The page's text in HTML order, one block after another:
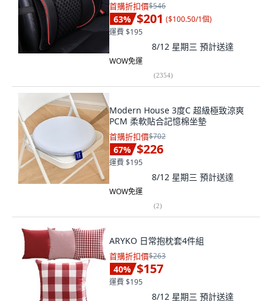
首購折扣價$546
63% $201 ($100.50/1個)
運費 $195
8/12 星期三 預計送達
WOW免運
(2354)
Modern House 3度C 超級極致涼爽
PCM 柔軟貼合記憶棉坐墊
首購折扣價$702
67% $226
運費 $195
8/12 星期三 預計送達
WOW免運
(2)
ARYKO 日常抱枕套4件組
首購折扣價$263
40% $157
運費 $195
8/12 星期三 預計送達